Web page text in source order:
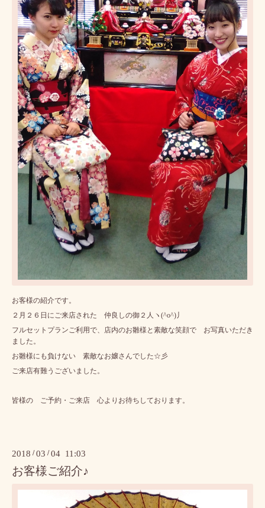
お客様の紹介です。
２月２６日にご来店された 仲良しの御２人ヽ(^o^)丿
フルセットプランご利用で、店内のお雛様と素敵な笑顔で お写真いただき
ました。
お雛様にも負けない 素敵なお嬢さんでした☆彡
ご来店有難うございました。
皆様の ご予約・ご来店 心よりお待ちしております。
2018 /03 /04 11:03
お客様ご紹介♪